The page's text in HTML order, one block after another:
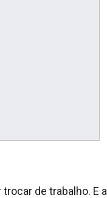
de trabalho. E a